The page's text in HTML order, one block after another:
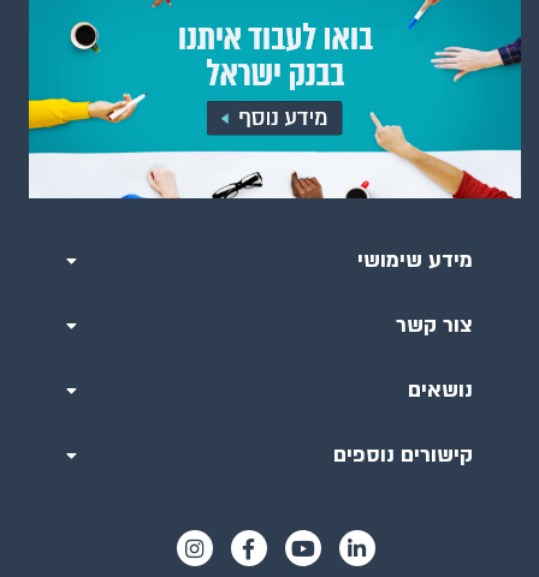
מידע שימושי
צור קשר
נושאים
קישורים נוספים